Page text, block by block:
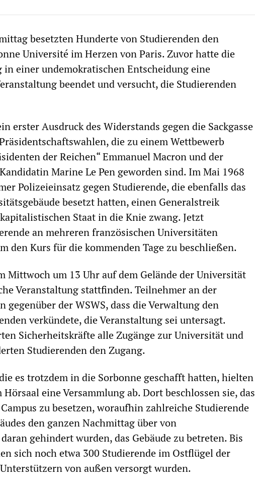
besetzten Hunderte von Studierenden den
Université im Herzen von Paris. Zuvor hatte die
einer undemokratischen Entscheidung eine
beendet und versucht, die Studierenden
erster Ausdruck des Widerstands gegen die Sackgasse
die zu einem Wettbewerb
der Reichen“ Emmanuel Macron und der
Marine Le Pen geworden sind. Im Mai 1968
Polizeieinsatz gegen Studierende, die ebenfalls das
besetzt hatten, einen Generalstreik
Staat in die Knie zwang. Jetzt
an mehreren französischen Universitäten
den Kurs für die kommenden Tage zu beschließen.
Mittwoch um 13 Uhr auf dem Gelände der Universität
Veranstaltung stattfinden. Teilnehmer an der
gegenüber der WSWS, dass die Verwaltung den
verkündete, die Veranstaltung sei untersagt.
Sicherheitskräfte alle Zugänge zur Universität und
Studierenden den Zugang.
es trotzdem in die Sorbonne geschafft hatten, hielten
eine Versammlung ab. Dort beschlossen sie, das
zu besetzen, woraufhin zahlreiche Studierende
den ganzen Nachmittag über von
gehindert wurden, das Gebäude zu betreten. Bis
sich noch etwa 300 Studierende im Ostflügel der
von außen versorgt wurden.